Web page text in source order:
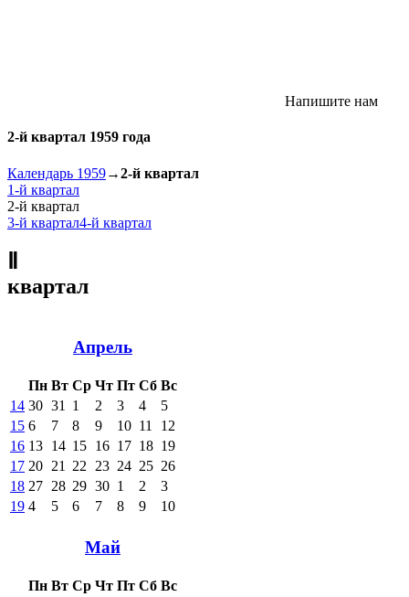
Напишите нам
2-й квартал 1959 года
Календарь 1959→2-й квартал
1-й квартал
2-й квартал
3-й квартал4-й квартал
квартал
Апрель
Пн Вт Ср Чт Пт Сб Вс
14 30 31 1 2 3 4
5
15 6 7 8 9 10 11
12
16 13 14 15 16 17 18 19
17 20 21 22 23 24 25 26
18 27 28 29 30 1 2
3
19 4 5 6 7 8 9 10
Май
Пн Вт Ср Чт Пт Сб Вс